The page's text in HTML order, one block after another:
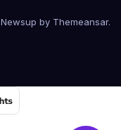
Newsup by Themeansar.